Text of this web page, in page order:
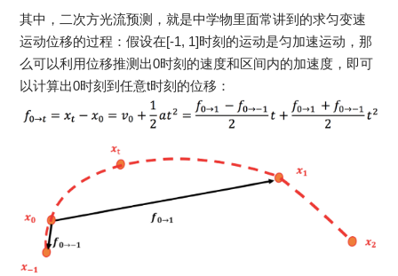
其中，二次方光流预测，就是中学物里面常讲到的求匀变速
运动位移的过程：假设在[-1, 1]时刻的运动是匀加速运动，那
么可以利用位移推测出0时刻的速度和区间内的加速度，即可
以计算出0时刻到任意t时刻的位移：